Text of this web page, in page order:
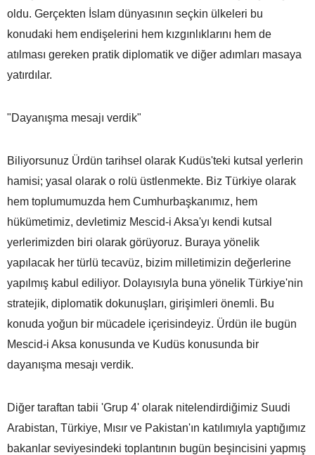
oldu. Gerçekten İslam dünyasının seçkin ülkeleri bu
konudaki hem endişelerini hem kızgınlıklarını hem de
atılması gereken pratik diplomatik ve diğer adımları masaya
yatırdılar.
"Dayanışma mesajı verdik"
Biliyorsunuz Ürdün tarihsel olarak Kudüs'teki kutsal yerlerin
hamisi; yasal olarak o rolü üstlenmekte. Biz Türkiye olarak
hem toplumumuzda hem Cumhurbaşkanımız, hem
hükümetimiz, devletimiz Mescid-i Aksa'yı kendi kutsal
yerlerimizden biri olarak görüyoruz. Buraya yönelik
yapılacak her türlü tecavüz, bizim milletimizin değerlerine
yapılmış kabul ediliyor. Dolayısıyla buna yönelik Türkiye'nin
stratejik, diplomatik dokunuşları, girişimleri önemli. Bu
konuda yoğun bir mücadele içerisindeyiz. Ürdün ile bugün
Mescid-i Aksa konusunda ve Kudüs konusunda bir
dayanışma mesajı verdik.
Diğer taraftan tabii 'Grup 4' olarak nitelendirdiğimiz Suudi
Arabistan, Türkiye, Mısır ve Pakistan'ın katılımıyla yaptığımız
bakanlar seviyesindeki toplantının bugün beşincisini yapmış